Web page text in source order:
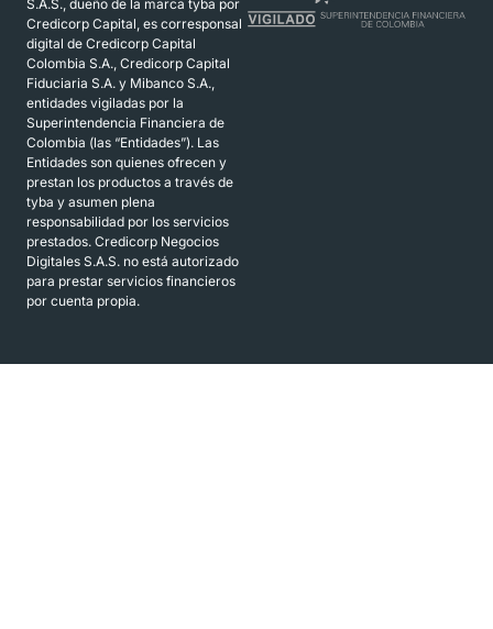
S.A.S., dueño de la marca tyba por
Credicorp Capital, es corresponsal
digital de Credicorp Capital
Colombia S.A., Credicorp Capital
Fiduciaria S.A. y Mibanco S.A.,
entidades vigiladas por la
Superintendencia Financiera de
Colombia (las “Entidades”). Las
Entidades son quienes ofrecen y
prestan los productos a través de
tyba y asumen plena
responsabilidad por los servicios
prestados. Credicorp Negocios
Digitales S.A.S. no está autorizado
para prestar servicios financieros
por cuenta propia.